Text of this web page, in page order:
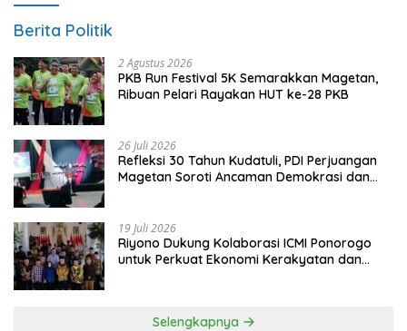
Berita Politik
2 Agustus 2026
PKB Run Festival 5K Semarakkan Magetan,
Ribuan Pelari Rayakan HUT ke-28 PKB
26 Juli 2026
Refleksi 30 Tahun Kudatuli, PDI Perjuangan
Magetan Soroti Ancaman Demokrasi dan
19 Juli 2026
Riyono Dukung Kolaborasi ICMI Ponorogo
untuk Perkuat Ekonomi Kerakyatan dan
Selengkapnya